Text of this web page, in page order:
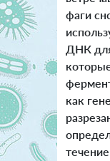
фаги
ДНК
как